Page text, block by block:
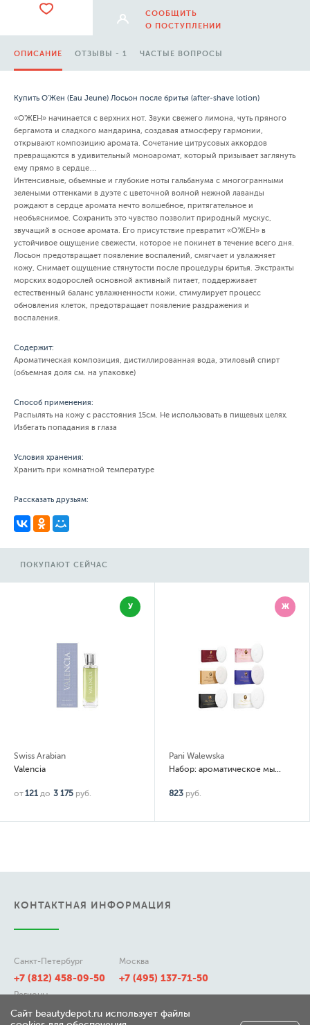
СООБЩИТЬ
О ПОСТУПЛЕНИИ
ОПИСАНИЕ ОТЗЫВЫ - 1 ЧАСТЫЕ ВОПРОСЫ
Купить О'Жен (Eau Jeune) Лосьон после бритья (after-shave lotion)
«О’ЖЕН» начинается с верхних нот. Звуки свежего лимона, чуть пряного
бергамота и сладкого мандарина, создавая атмосферу гармонии,
открывают композицию аромата. Сочетание цитрусовых аккордов
превращаются в удивительный моноаромат, который призывает заглянуть
ему прямо в сердце…
Интенсивные, объемные и глубокие ноты гальбанума с многогранными
зелеными оттенками в дуэте с цветочной волной нежной лаванды
рождают в сердце аромата нечто волшебное, притягательное и
необъяснимое. Сохранить это чувство позволит природный мускус,
звучащий в основе аромата. Его присутствие превратит «О’ЖЕН» в
устойчивое ощущение свежести, которое не покинет в течение всего дня.
Лосьон предотвращает появление воспалений, смягчает и увлажняет
кожу, Снимает ощущение стянутости после процедуры бритья. Экстракты
морских водорослей основной активный питает, поддерживает
естественный баланс увлажненности кожи, стимулирует процесс
обновления клеток, предотвращает появление раздражения и
воспаления.
Содержит:
Ароматическая композиция, дистиллированная вода, этиловый спирт
(объемная доля см. на упаковке)
Способ применения:
Распылять на кожу с расстояния 15см. Не использовать в пищевых целях.
Избегать попадания в глаза
Условия хранения:
Хранить при комнатной температуре
Рассказать друзьям:
ПОКУПАЮТ СЕЙЧАС
У
Swiss Arabian
Valencia
от121 до 3 175 руб.
Ж
Pani Walewska
Набор: ароматическое мыло Classic, White, Gold, Noir, Ruby, Sweet Romance 6 шт по 100гр
823 руб.
КОНТАКТНАЯ ИНФОРМАЦИЯ
Санкт-Петербург
+7 (812) 458-09-50
Москва
+7 (495) 137-71-50
Регионы
8 (800) 511-21-50
Сайт beautydepot.ru использует файлы